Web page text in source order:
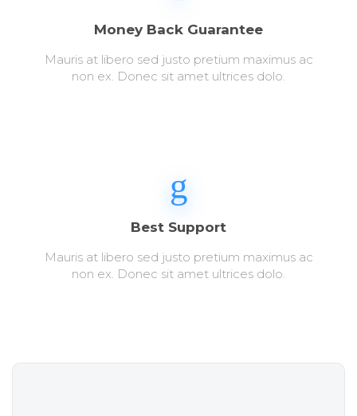
Money Back Guarantee
Mauris at libero sed justo pretium maximus ac
non ex. Donec sit amet ultrices dolo.
Best Support
Mauris at libero sed justo pretium maximus ac
non ex. Donec sit amet ultrices dolo.